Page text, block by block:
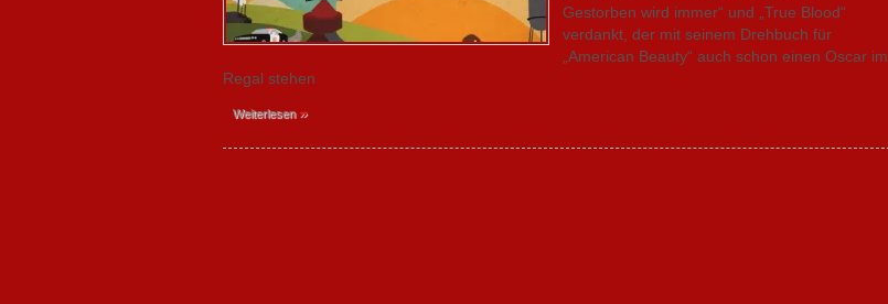
Gestorben wird immer“ und „True Blood“
verdankt, der mit seinem Drehbuch für
„American Beauty“ auch schon einen Oscar im
Regal stehen
Weiterlesen »